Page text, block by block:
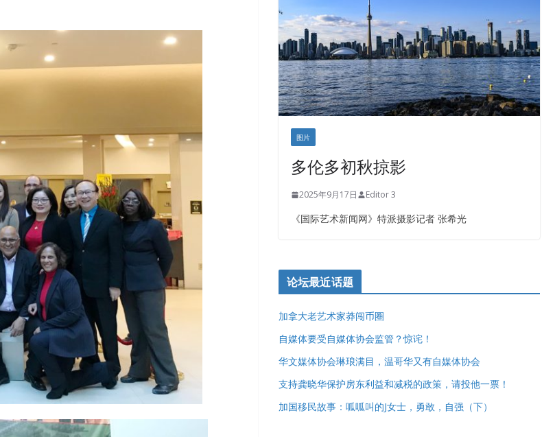
正点印艺设计
图片
多伦多初秋掠影
2025年9月17日 Editor 3
《国际艺术新闻网》特派摄影记者 张希光
论坛最近话题
加拿大老艺术家莽闯币圈
自媒体要受自媒体协会监管？惊诧！
华文媒体协会琳琅满目，温哥华又有自媒体协会
支持龚晓华保护房东利益和减税的政策，请投他一票！
加国移民故事：呱呱叫的J女士，勇敢，自强（下）